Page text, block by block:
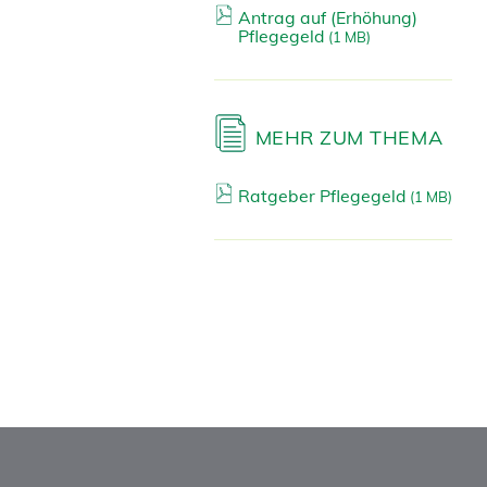
Antrag auf (Erhöhung)
Pflegegeld (1 MB)
MEHR ZUM THEMA
Ratgeber Pflegegeld (1 MB)